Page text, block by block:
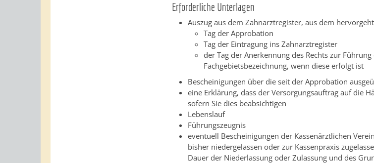
Erforderliche Unterlagen
Auszug aus dem Zahnarztregister, aus dem
Tag der Approbation
Tag der Eintragung ins Zahnarztregister
der Tag der Anerkennung des Rechts zur
Fachgebietsbezeichnung, wenn diese erfolgt ist
Bescheinigungen über die seit der Approbation
eine Erklärung, dass der Versorgungsauftrag auf die
sofern Sie dies beabsichtigen
Lebenslauf
Führungszeugnis
eventuell Bescheinigungen der Kassenärztlichen
bisher niedergelassen oder zur Kassenpraxis
Dauer der Niederlassung oder Zulassung und des